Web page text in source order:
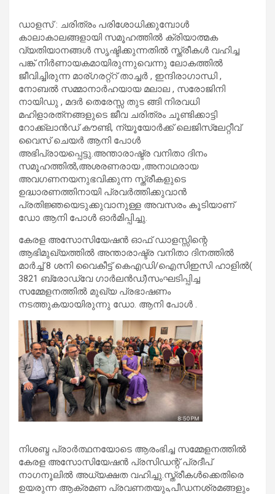
ഡാളസ് : ചരിത്രം പരിശോധിക്കുമ്പോൾ
കാലാകാലങ്ങളായി സമൂഹത്തിൽ ക്രിയാത്മക
വ്യതിയാനങ്ങൾ സൃഷ്ടിക്കുന്നതിൽ സ്ത്രീകൾ വഹിച്ച
പങ്ക് നിർണായകമായിരുന്നുവെന്നു ലോകത്തിൽ
ജീവിച്ചിരുന്ന മാര്ഗരറ്റ്റ് താച്ചർ , ഇന്ദിരാഗാന്ധി ,
നോബൽ സമ്മാനാർഹയായ മലാല , സരോജിനി
നായിഡു , മദർ തെരേസ്സ തുട ങ്ങി നിരവധി
മഹിളാരത്‌നങ്ങളുടെ ജീവ ചരിത്രം ചൂണ്ടിക്കാട്ടി
റോക്ക്‌ലാൻഡ് കൗണ്ടി, ന്യൂയോർക്ക് ലെജിസ്ലേറ്റീവ്
വൈസ് ചെയർ ആനി പോൾ
അഭിപ്രായപ്പെട്ടു.അന്താരാഷ്ട്ര വനിതാ ദിനം
സമൂഹത്തിൽ,അശരണരായ ,അനാഥരായ
അവഗണനയനുഭവിക്കുന്ന സ്ത്രീകളുടെ
ഉദ്ധാരണത്തിനായി പ്രവർത്തിക്കുവാൻ
പ്രതിജ്ഞയെടുക്കുവാനുള്ള അവസരം കൂടിയാണ്
ഡോ ആനി പോൾ ഓർമിപ്പിച്ചു.
കേരള അസോസിയേഷൻ ഓഫ് ഡാളസ്സിന്റെ
ആഭിമുഖ്യത്തിൽ അന്താരാഷ്ട്ര വനിതാ ദിനത്തിൽ
മാർച്ച് 8 ശനി വൈകീട്ട് കെഎഡി/ഐസിഇസി ഹാളിൽ(
3821 ബ്രോഡ്‌വേ ഗാർലൻഡ്)സംഘടിപ്പിച്ച
സമ്മേളനത്തിൽ മുഖ്യ പ്രഭാഷണം
നടത്തുകയായിരുന്നു ഡോ. ആനി പോൾ .
നിശബ്ദ പ്രാർത്ഥനയോടെ ആരംഭിച്ച സമ്മേളനത്തിൽ
കേരള അസോസിയേഷൻ പ്രസിഡന്റ് പ്രദീപ്
നാഗനൂലിൽ അധ്യക്ഷത വഹിച്ചു.സ്ത്രീകൾക്കെതിരെ
ഉയരുന്ന ആക്രമണ പ്രവണതയും,പീഡനശ്രമങ്ങളും